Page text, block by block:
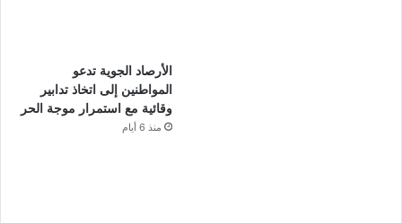
الأرصاد الجوية تدعو
المواطنين إلى اتخاذ تدابير
وقائية مع استمرار موجة الحر
منذ 6 أيام